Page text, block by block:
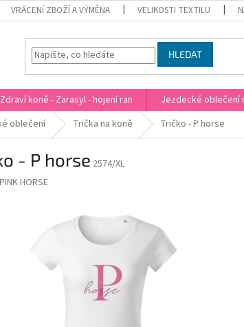
VRÁCENÍ ZBOŽÍ A VÝMĚNA VELIKOSTI TEXTILU
HLEDAT
Zdraví koně - Zarasyl - hojení ran Jezdecké oblečení
oblečení Trička na koně Tričko - P horse
- P horse 2574/XL
PINK HORSE